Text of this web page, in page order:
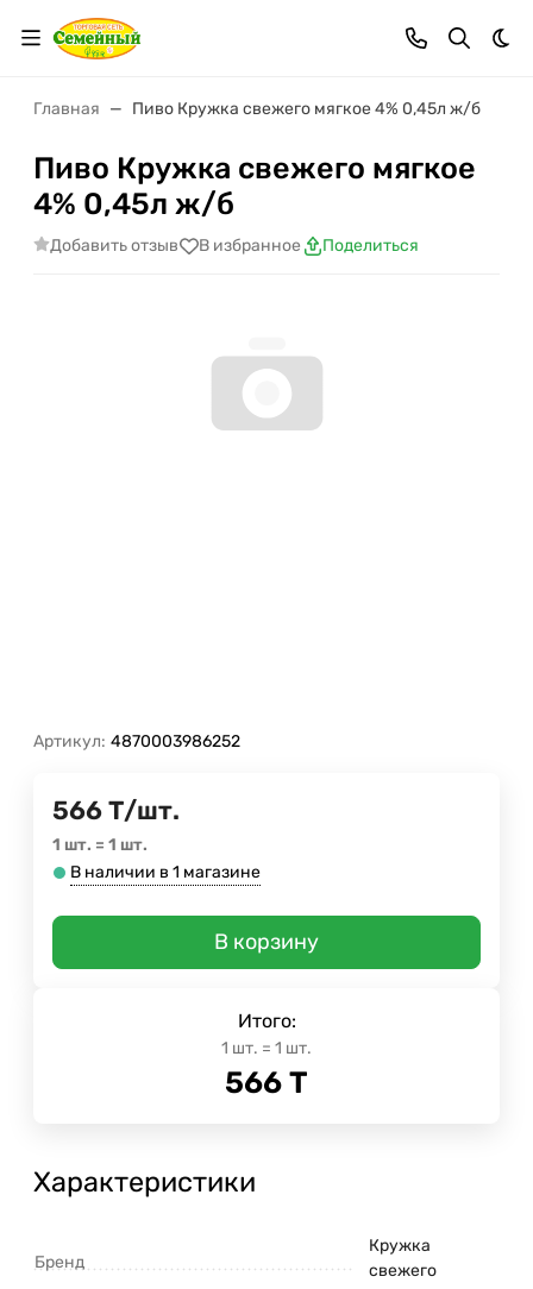
Главная Пиво Кружка свежего мягкое 4% 0,45л ж/б
Пиво Кружка свежего мягкое
4% 0,45л ж/б
Добавить отзыв В избранное Поделиться
Артикул: 4870003986252
566 Т/шт.
1 шт. = 1 шт.
В наличии в 1 магазине
В корзину
Итого:
1 шт. = 1 шт.
566 Т
Характеристики
Бренд
Кружка
свежего